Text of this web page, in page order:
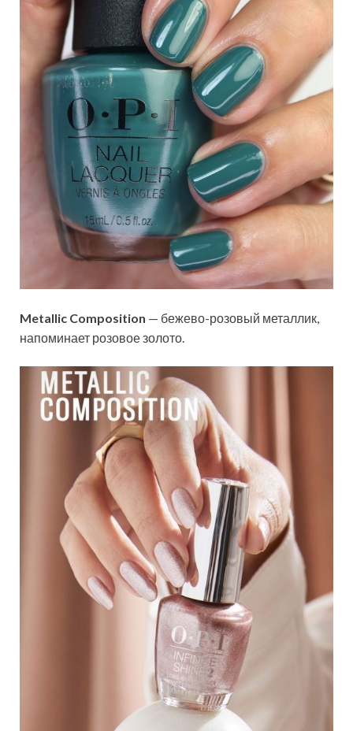
Metallic Composition — бежево-розовый металлик,
напоминает розовое золото.